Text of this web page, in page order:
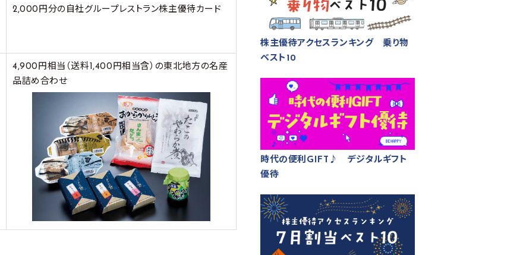
2,000円分の自社グループレストラン株主優待カード
4,900円相当（送料1,400円相当含）の東北地方の名産
品詰め合わせ
株主優待アクセスランキング 乗り物
ベスト10
時代の便利GIFT♪ デジタルギフト
優待